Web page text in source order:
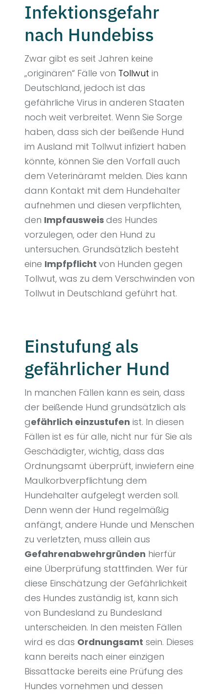
Infektionsgefahr
nach Hundebiss
Zwar gibt es seit Jahren keine
„originären“ Fälle von Tollwut in
Deutschland, jedoch ist das
gefährliche Virus in anderen Staaten
noch weit verbreitet. Wenn Sie Sorge
haben, dass sich der beißende Hund
im Ausland mit Tollwut infiziert haben
könnte, können Sie den Vorfall auch
dem Veterinäramt melden. Dies kann
dann Kontakt mit dem Hundehalter
aufnehmen und diesen verpflichten,
den Impfausweis des Hundes
vorzulegen, oder den Hund zu
untersuchen. Grundsätzlich besteht
eine Impfpflicht von Hunden gegen
Tollwut, was zu dem Verschwinden von
Tollwut in Deutschland geführt hat.
Einstufung als
gefährlicher Hund
In manchen Fällen kann es sein, dass
der beißende Hund grundsätzlich als
gefährlich einzustufen ist. In diesen
Fällen ist es für alle, nicht nur für Sie als
Geschädigter, wichtig, dass das
Ordnungsamt überprüft, inwiefern eine
Maulkorbverpflichtung dem
Hundehalter aufgelegt werden soll.
Denn wenn der Hund regelmäßig
anfängt, andere Hunde und Menschen
zu verletzten, muss allein aus
Gefahrenabwehrgründen hierfür
eine Überprüfung stattfinden. Wer für
diese Einschätzung der Gefährlichkeit
des Hundes zuständig ist, kann sich
von Bundesland zu Bundesland
unterscheiden. In den meisten Fällen
wird es das Ordnungsamt sein. Dieses
kann bereits nach einer einzigen
Bissattacke bereits eine Prüfung des
Hundes vornehmen und dessen